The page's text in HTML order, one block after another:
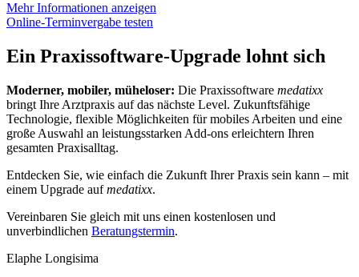
Mehr Informationen anzeigen
Online-Terminvergabe testen
Ein Praxissoftware-Upgrade lohnt sich
Moderner, mobiler, müheloser: Die Praxissoftware medatixx
bringt Ihre Arztpraxis auf das nächste Level. Zukunftsfähige
Technologie, flexible Möglichkeiten für mobiles Arbeiten und eine
große Auswahl an leistungsstarken Add-ons erleichtern Ihren
gesamten Praxisalltag.
Entdecken Sie, wie einfach die Zukunft Ihrer Praxis sein kann – mit
einem Upgrade aufmedatixx.
Vereinbaren Sie gleich mit uns einen kostenlosen und
unverbindlichen Beratungstermin.
Elaphe Longisima